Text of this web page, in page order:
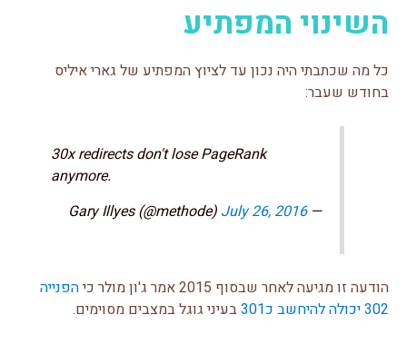
השינוי המפתיע
כל מה שכתבתי היה נכון עד לציוץ המפתיע של גארי איליס
בחודש שעבר:
30x redirects don't lose PageRank
anymore.
— Gary Illyes (@methode)
July 26, 2016
הודעה זו מגיעה לאחר שבסוף 2015 אמר ג'ון מולר כי
הפנייה
302 יכולה להיחשב כ301
בעיני גוגל במצבים מסוימים.